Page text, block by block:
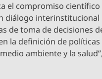
el compromiso científico
diálogo interinstitucional
de toma de decisiones
la definición de políticas
ambiente y la